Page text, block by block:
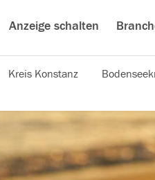
Anzeige schalten
Kreis Konstanz